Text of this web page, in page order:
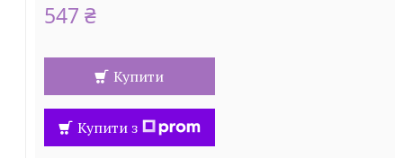
547 ₴
Купити
Купити з